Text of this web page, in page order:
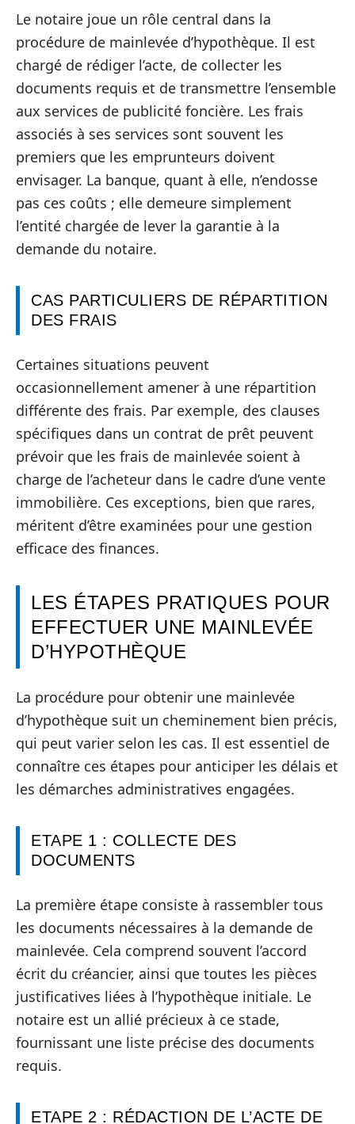
Le notaire joue un rôle central dans la
procédure de mainlevée d’hypothèque. Il est
chargé de rédiger l’acte, de collecter les
documents requis et de transmettre l’ensemble
aux services de publicité foncière. Les frais
associés à ses services sont souvent les
premiers que les emprunteurs doivent
envisager. La banque, quant à elle, n’endosse
pas ces coûts ; elle demeure simplement
l’entité chargée de lever la garantie à la
demande du notaire.
CAS PARTICULIERS DE RÉPARTITION
DES FRAIS
Certaines situations peuvent
occasionnellement amener à une répartition
différente des frais. Par exemple, des clauses
spécifiques dans un contrat de prêt peuvent
prévoir que les frais de mainlevée soient à
charge de l’acheteur dans le cadre d’une vente
immobilière. Ces exceptions, bien que rares,
méritent d’être examinées pour une gestion
efficace des finances.
LES ÉTAPES PRATIQUES POUR
EFFECTUER UNE MAINLEVÉE
D’HYPOTHÈQUE
La procédure pour obtenir une mainlevée
d’hypothèque suit un cheminement bien précis,
qui peut varier selon les cas. Il est essentiel de
connaître ces étapes pour anticiper les délais et
les démarches administratives engagées.
ETAPE 1 : COLLECTE DES
DOCUMENTS
La première étape consiste à rassembler tous
les documents nécessaires à la demande de
mainlevée. Cela comprend souvent l’accord
écrit du créancier, ainsi que toutes les pièces
justificatives liées à l’hypothèque initiale. Le
notaire est un allié précieux à ce stade,
fournissant une liste précise des documents
requis.
ETAPE 2 : RÉDACTION DE L’ACTE DE